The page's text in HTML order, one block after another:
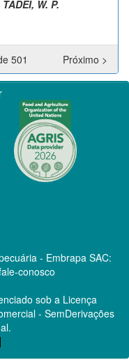
TADEI, W. P.
501 Próximo >
- Embrapa SAC:
conosco
sob a Licença
- SemDerivações